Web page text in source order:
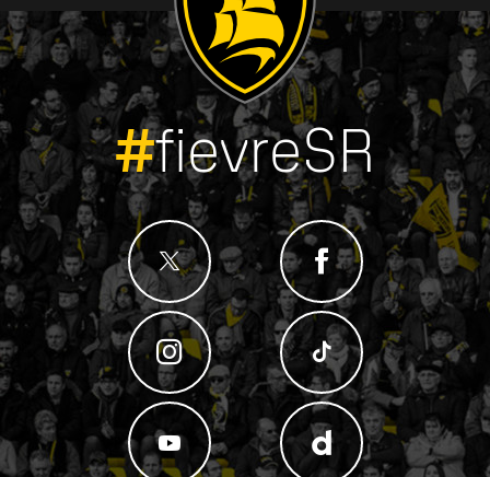
#fievreSR